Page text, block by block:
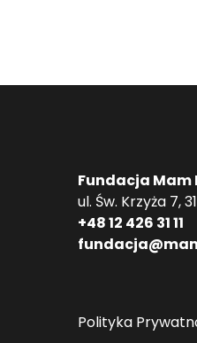
Fundacja Mam
ul. Św. Krzyża 7,
+48 12 426 31 11
Polityka